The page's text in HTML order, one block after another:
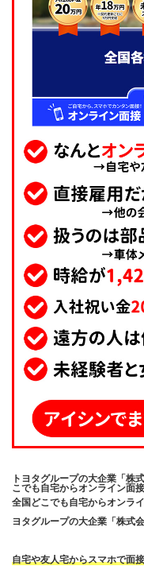
トヨタグループの大企業「株
こでも自宅からオンライン面接
全国どこでも自宅からオンラ
ヨタグループの大企業「株式
自宅や友人宅からスマホで面